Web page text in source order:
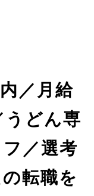
／月給
どん専
／選考
転職を